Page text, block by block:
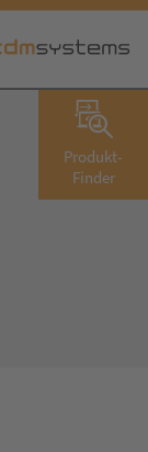
Produkt-
Finder